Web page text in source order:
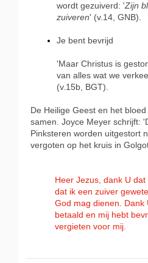
wordt gezuiverd: 'Zijn
zuiveren' (v.14, GNB).
Je bent bevrijd
'Maar Christus is
van alles wat we
(v.15b, BGT).
De Heilige Geest en het
samen. Joyce Meyer schrijft:
Pinksteren worden uitgestort
vergoten op het kruis in
Heer Jezus, dank U
dat ik een zuiver
God mag dienen. Dank
betaald en mij hebt
vergieten voor mij.